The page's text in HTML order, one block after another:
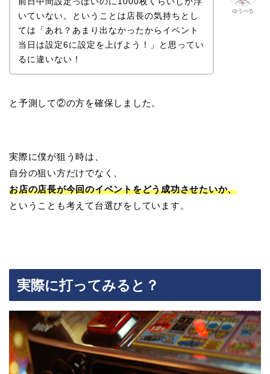
ゆうべる
いていない。ということは店長の気持ちとし
ては「あれ？あまり出なかったからイベント
当日は設定6に設定を上げよう！」と思ってい
るに違いない！
と予測して②の方を確保しました。
実際に僕が狙う時は、
自分の狙い方だけでなく、
お店の店長が今回のイベントをどう成功させたいか、
ということも考えて台選びをしています。
実際に打ってみると？